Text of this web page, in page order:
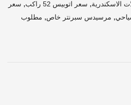
الاسكندرية, سعر اتوبيس 52 راكب , سعر
, مرسيدس سبرنتر خاص, مطلوب